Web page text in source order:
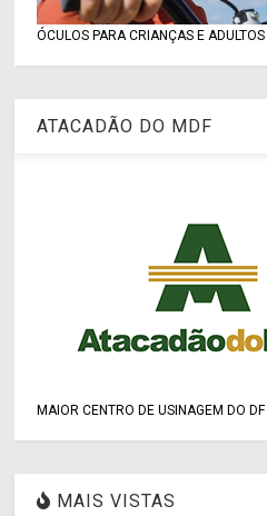
ÓCULOS PARA CRIANÇAS E ADULTOS
ATACADÃO DO MDF
MAIOR CENTRO DE USINAGEM DO DF
MAIS VISTAS